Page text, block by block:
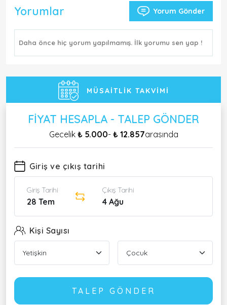
Yorumlar Yorum Gönder
Daha önce hiç yorum yapılmamış. İlk yorumu sen yap !
MÜSAITLIK TAKVIMI
FIYAT HESAPLA - TALEP GÖNDER
Gecelik ₺ 5.000- ₺ 12.857arasında
Giriş ve çıkış tarihi
Giriş Tarihi
28 Tem
Çıkış Tarihi
4 Ağu
Kişi Sayısı
TALEP GÖNDER